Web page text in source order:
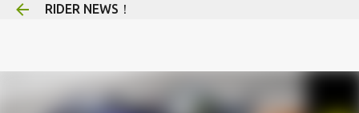
RIDER NEWS！